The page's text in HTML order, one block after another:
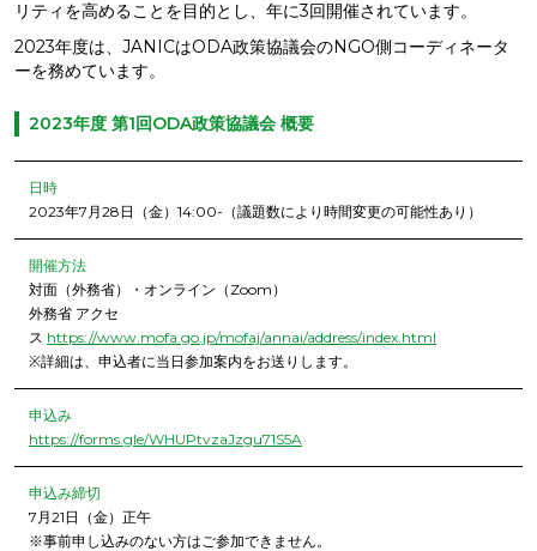
リティを高めることを目的とし、年に3回開催されています。
2023年度は、JANICはODA政策協議会のNGO側コーディネータ
ーを務めています。
2023年度 第1回ODA政策協議会 概要
日時
2023年7月28日（金）14:00-（議題数により時間変更の可能性あり）
開催方法
対面（外務省）・オンライン（Zoom）
外務省 アクセ
ス https://www.mofa.go.jp/mofaj/annai/address/index.html
※詳細は、申込者に当日参加案内をお送りします。
申込み
https://forms.gle/WHUPtvzaJzgu71S5A
申込み締切
7月21日（金）正午
※事前申し込みのない方はご参加できません。